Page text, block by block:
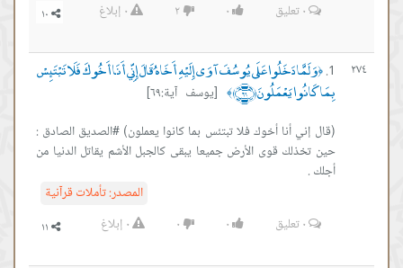
٠تعليق ٠ ٢ ٠ إبلاغ
٢٧٤ ﴿وَلَمَّا دَخَلُوا عَلَى يُوسُفَ آوَى إِلَيْهِ أَخَاهُ قَالَ إِنِّي أَنَا أَخُوكَ فَلَا تَبْتَئِسْ
بِمَا كَانُوا يَعْمَلُونَ ﴿٦٩﴾ ﴾
[يوسف آية:٦٩]
(قال إني أنا أخوك فلا تبتئس بما كانوا يعملون) #الصديق الصادق :
حين تخذلك قوى الأرض جميعا يبقى كالجبل الأشم يقاتل الدنيا من
أجلك .
المصدر:تأملات قرآنية
٠تعليق ٠ ٠ ٠ إبلاغ